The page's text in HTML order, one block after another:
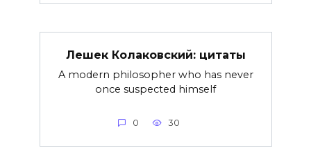
Лешек Колаковский: цитаты
A modern philosopher who has never
once suspected himself
0 30